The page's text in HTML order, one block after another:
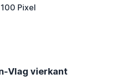
Pixel
Vlag vierkant